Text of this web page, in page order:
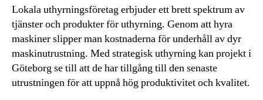
Lokala uthyrningsföretag erbjuder ett brett spektrum av
tjänster och produkter för uthyrning. Genom att hyra
maskiner slipper man kostnaderna för underhåll av dyr
maskinutrustning. Med strategisk uthyrning kan projekt i
Göteborg se till att de har tillgång till den senaste
utrustningen för att uppnå hög produktivitet och kvalitet.